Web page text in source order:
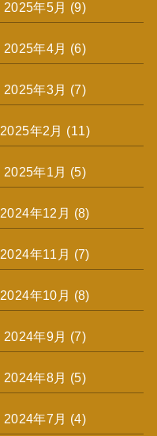
2025年5月 (9)
2025年4月 (6)
2025年3月 (7)
2025年2月 (11)
2025年1月 (5)
2024年12月 (8)
2024年11月 (7)
2024年10月 (8)
2024年9月 (7)
2024年8月 (5)
2024年7月 (4)